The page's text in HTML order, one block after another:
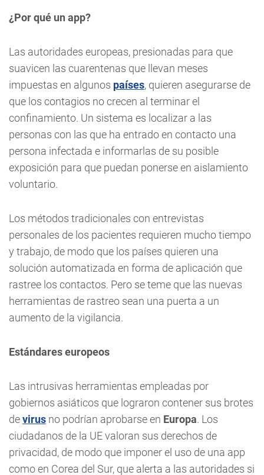
¿Por qué un app?
Las autoridades europeas, presionadas para que
suavicen las cuarentenas que llevan meses
impuestas en algunos países, quieren asegurarse de
que los contagios no crecen al terminar el
confinamiento. Un sistema es localizar a las
personas con las que ha entrado en contacto una
persona infectada e informarlas de su posible
exposición para que puedan ponerse en aislamiento
voluntario.
Los métodos tradicionales con entrevistas
personales de los pacientes requieren mucho tiempo
y trabajo, de modo que los países quieren una
solución automatizada en forma de aplicación que
rastree los contactos. Pero se teme que las nuevas
herramientas de rastreo sean una puerta a un
aumento de la vigilancia.
Estándares europeos
Las intrusivas herramientas empleadas por
gobiernos asiáticos que lograron contener sus brotes
devirus no podrían aprobarse en Europa. Los
ciudadanos de la UE valoran sus derechos de
privacidad, de modo que imponer el uso de una app
como en Corea del Sur, que alerta a las autoridades si